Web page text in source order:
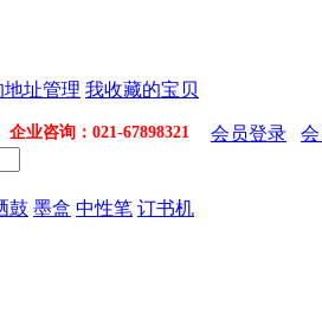
地址管理 我收藏的宝贝
业咨询：021-67898321 会员登录
鼓 墨盒 中性笔 订书机